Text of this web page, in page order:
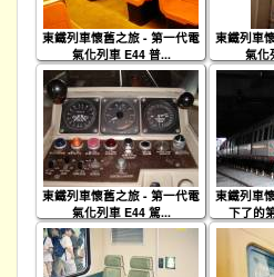
東鐵列車懷舊之旅 - 第一代電
氣化列車 E44 普...
東鐵列車
氣化
東鐵列車懷舊之旅 - 第一代電
氣化列車 E44 駕...
東鐵列車
下了的